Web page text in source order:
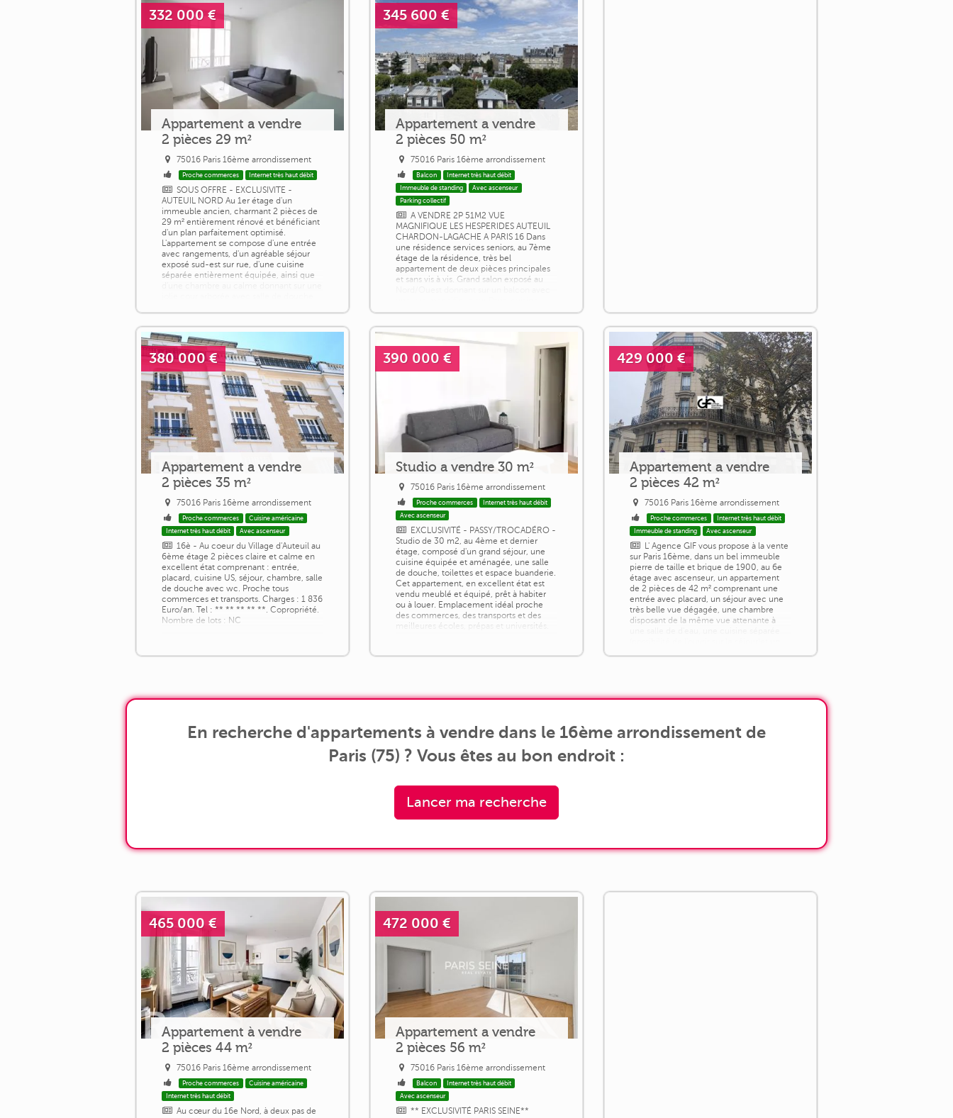
332 000 €
Appartement a vendre
2 pièces 29 m²
75016 Paris 16ème arrondissement
Proche commerces Internet très haut débit
SOUS OFFRE - EXCLUSIVITE -
AUTEUIL NORD Au 1er étage d'un
immeuble ancien, charmant 2 pièces de
29 m² entièrement rénové et bénéficiant
d'un plan parfaitement optimisé.
L'appartement se compose d'une entrée
avec rangements, d'un agréable séjour
exposé sud-est sur rue, d'une cuisine
séparée entièrement équipée, ainsi que
345 600 €
Appartement a vendre
2 pièces 50 m²
75016 Paris 16ème arrondissement
Balcon
Internet très haut débit
Immeuble de standing
Avec ascenseur
Parking collectif
A VENDRE 2P 51M2 VUE
MAGNIFIQUE LES HESPERIDES AUTEUIL
CHARDON-LAGACHE A PARIS 16 Dans
une résidence services seniors, au 7ème
étage de la résidence, très bel
appartement de deux pièces principales
et sans vis à vis. Grand salon exposé au
séparée donnant sur le jardin, chambre
également sur balcon, salle [...]
380 000 €
Appartement a vendre
2 pièces 35 m²
75016 Paris 16ème arrondissement
Proche commerces
Cuisine américaine
Internet très haut débit
Avec ascenseur
16è - Au coeur du Village d'Auteuil au
6ème étage 2 pièces claire et calme en
excellent état comprenant : entrée,
placard, cuisine US, séjour, chambre, salle
de douche avec wc. Proche tous
commerces et transports. Charges : 1 836
Euro/an. Tel : ** ** ** ** **. Copropriété.
Nombre de lots : NC
390 000 €
Studio a vendre 30 m²
75016 Paris 16ème arrondissement
Proche commerces
Internet très haut débit
Avec ascenseur
EXCLUSIVITÉ - PASSY/TROCADÉRO -
Studio de 30 m2, au 4ème et dernier
étage, composé d'un grand séjour, une
cuisine équipée et aménagée, une salle
de douche, toilettes et espace buanderie.
Cet appartement, en excellent état est
vendu meublé et équipé, prêt à habiter
ou à louer. Emplacement idéal proche
des commerces, des transports et des
meilleures écoles, prépas et universités.
429 000 €
Appartement a vendre
2 pièces 42 m²
75016 Paris 16ème arrondissement
Proche commerces
Internet très haut débit
Immeuble de standing
Avec ascenseur
L' Agence GIF vous propose à la vente
sur Paris 16ème, dans un bel immeuble
pierre de taille et brique de 1900, au 6e
étage avec ascenseur, un appartement
de 2 pièces de 42 m² comprenant une
entrée avec placard, un séjour avec une
très belle vue dégagée, une chambre
disposant de la même vue attenante à
En recherche d'appartements à vendre dans le 16ème arrondissement de
Paris (75) ? Vous êtes au bon endroit :
Lancer ma recherche
465 000 €
Appartement à vendre
2 pièces 44 m²
75016 Paris 16ème arrondissement
Proche commerces
Cuisine américaine
Internet très haut débit
Au cœur du 16e Nord, à deux pas de
472 000 €
Appartement a vendre
2 pièces 56 m²
75016 Paris 16ème arrondissement
Balcon
Internet très haut débit
Avec ascenseur
** EXCLUSIVITÉ PARIS SEINE**